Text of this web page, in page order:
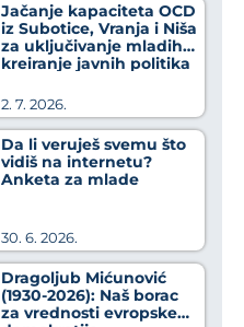
Jačanje kapaciteta OCD
iz Subotice, Vranja i Niša
za uključivanje mladih u
kreiranje javnih politika
2. 7. 2026.
Da li veruješ svemu što
vidiš na internetu?
Anketa za mlade
30. 6. 2026.
Dragoljub Mićunović
(1930-2026): Naš borac
za vrednosti evropske